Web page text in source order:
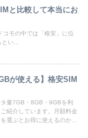
と比較して本当にお
コモの中では「格安」に位
い...
が使える】格安SIM
量7GB・8GB・9GBを利
紹介しています。月額料金
選ぶとお得に使えるのかも